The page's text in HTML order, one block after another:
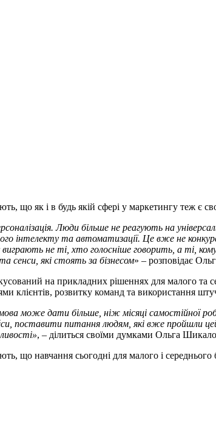
що як і в будь якій сфері у маркетингу теж є
Люди більше не реагують на
інтелекту та автоматизації. Це вже не
виграють не ті, хто голосніше говорить, а ті,
сенси, які стоять за бізнесом» – розповідає
на прикладних рішеннях для малого та
клієнтів, розвитку команд та використання
може дати більше, ніж місяці самостійної
поставити питання людям, які вже пройшли
, – ділиться своїми думками Ольга
що навчання сьогодні для малого і